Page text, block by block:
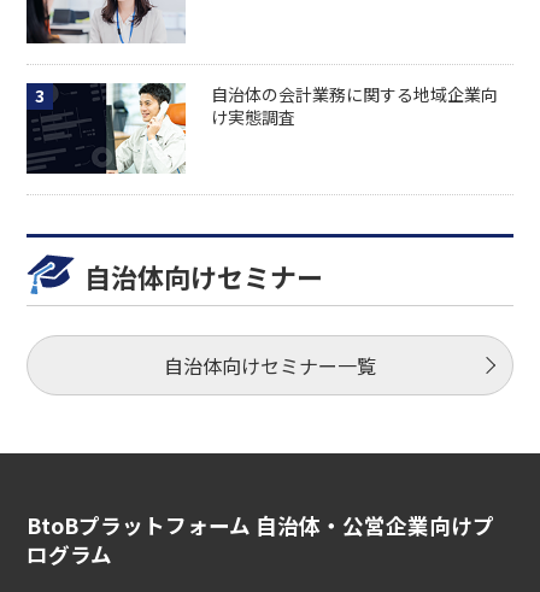
自治体の会計業務に関する地域企業向
け実態調査
自治体向けセミナー
自治体向けセミナー一覧
BtoBプラットフォーム 自治体・公営企業向けプ
ログラム